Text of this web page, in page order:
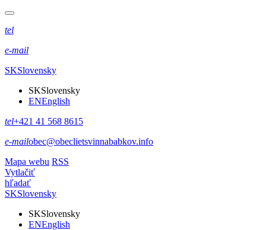
tel
e-mail
SKSlovensky
SKSlovensky
ENEnglish
tel+421 41 568 8615
e-mailobec@obeclietsvinnababkov.info
Mapa webu RSS
Vytlačiť
hľadať
SKSlovensky
SKSlovensky
ENEnglish